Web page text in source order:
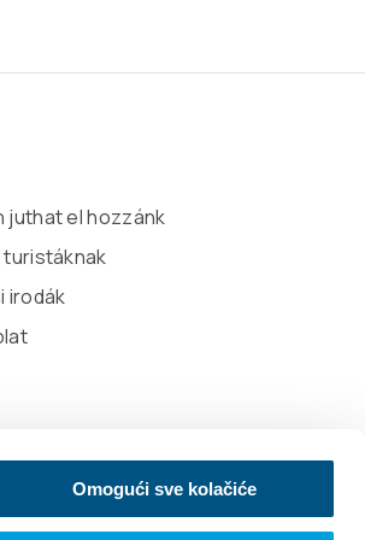
Omogući sve kolačiće
juthat el hozzánk
irodák